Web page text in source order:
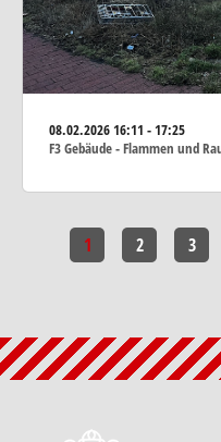
08.02.202616:11 - 17:25
F3 Gebäude - Flammen und
1 2 3